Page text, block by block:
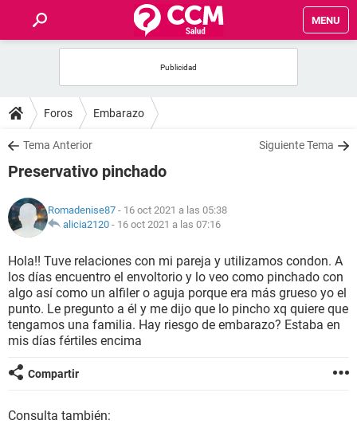
MENU
FOROS
SALUD
NUTRICIÓN
BIENESTAR
SEXUALIDAD
GLOSARIO
Foros Embarazo
Tema Anterior Siguiente Tema
Preservativo pinchado
Romadenise87 - 16 oct 2021 a las 05:38
alicia2120 - 16 oct 2021 a las 07:16
Hola!! Tuve relaciones con mi pareja y utilizamos condon. A
los días encuentro el envoltorio y lo veo como pinchado con
algo así como un alfiler o aguja porque era más grueso yo el
punto. Le pregunto a él y me dijo que lo pincho xq quiere que
tengamos una familia. Hay riesgo de embarazo? Estaba en
mis días fértiles encima
Compartir
Consulta también: